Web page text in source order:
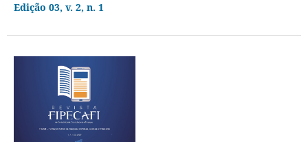
Edição 03, v. 2, n. 1